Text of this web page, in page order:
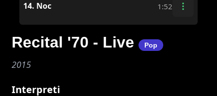
14. Noc 1:52
Recital '70 - Live Pop
2015
Interpreti